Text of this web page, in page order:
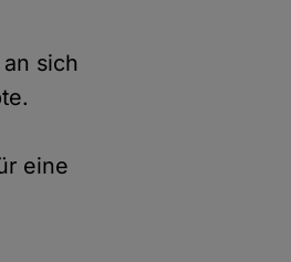
sich
eine